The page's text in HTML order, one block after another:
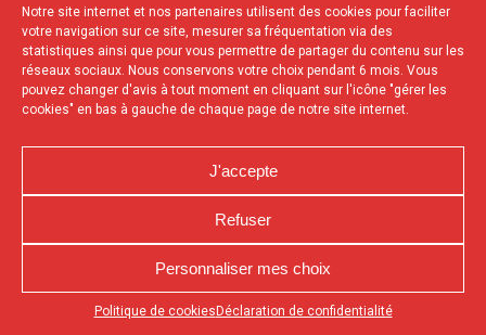
Notre site internet et nos partenaires utilisent des cookies pour faciliter
votre navigation sur ce site, mesurer sa fréquentation via des
statistiques ainsi que pour vous permettre de partager du contenu sur les
réseaux sociaux. Nous conservons votre choix pendant 6 mois. Vous
pouvez changer d'avis à tout moment en cliquant sur l'icône "gérer les
cookies" en bas à gauche de chaque page de notre site internet.
J'accepte
Refuser
Personnaliser mes choix
Politique de cookies Déclaration de confidentialité
Appuyez sur le bouton partager en bas de votre